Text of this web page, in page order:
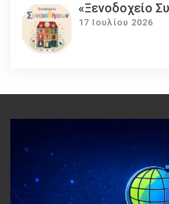
«Ξενοδοχείο
17 Ιουλίου 2026